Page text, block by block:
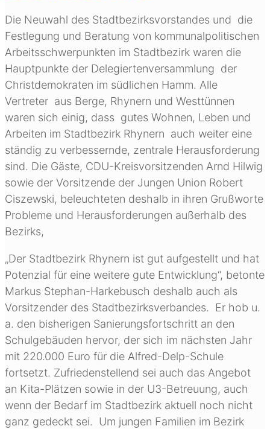
Die Neuwahl des Stadtbezirksvorstandes und die
Festlegung und Beratung von kommunalpolitischen
Arbeitsschwerpunkten im Stadtbezirk waren die
Hauptpunkte der Delegiertenversammlung der
Christdemokraten im südlichen Hamm. Alle
Vertreter aus Berge, Rhynern und Westtünnen
waren sich einig, dass gutes Wohnen, Leben und
Arbeiten im Stadtbezirk Rhynern auch weiter eine
ständig zu verbessernde, zentrale Herausforderung
sind. Die Gäste, CDU-Kreisvorsitzenden Arnd Hilwig
sowie der Vorsitzende der Jungen Union Robert
Ciszewski, beleuchteten deshalb in ihren Grußworte
Probleme und Herausforderungen außerhalb des
Bezirks,
„Der Stadtbezirk Rhynern ist gut aufgestellt und hat
Potenzial für eine weitere gute Entwicklung“, betonte
Markus Stephan-Harkebusch deshalb auch als
Vorsitzender des Stadtbezirksverbandes. Er hob u.
a. den bisherigen Sanierungsfortschritt an den
Schulgebäuden hervor, der sich im nächsten Jahr
mit 220.000 Euro für die Alfred-Delp-Schule
fortsetzt. Zufriedenstellend sei auch das Angebot
an Kita-Plätzen sowie in der U3-Betreuung, auch
wenn der Bedarf im Stadtbezirk aktuell noch nicht
ganz gedeckt sei. Um jungen Familien im Bezirk